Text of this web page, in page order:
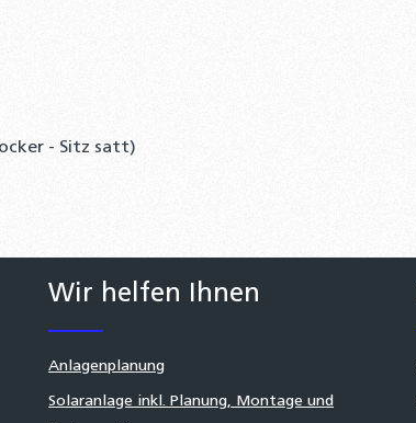
- Sitz satt)
Wir helfen Ihnen
Anlagenplanung
Solaranlage inkl. Planung, Montage und